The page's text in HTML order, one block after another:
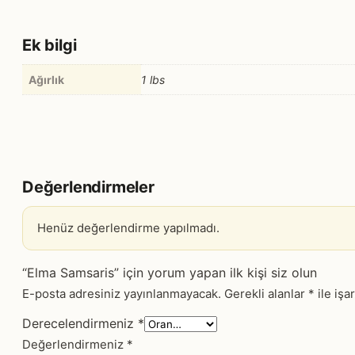
Ek bilgi
Ağırlık 1 lbs
Değerlendirmeler
Henüz değerlendirme yapılmadı.
“Elma Samsaris” için yorum yapan ilk kişi siz olun
E-posta adresiniz yayınlanmayacak. Gerekli alanlar * ile
Derecelendirmeniz *
Değerlendirmeniz *